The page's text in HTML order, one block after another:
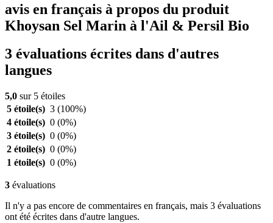
avis en français à propos du produit
Khoysan Sel Marin à l'Ail & Persil Bio
3 évaluations écrites dans d'autres
langues
5,0 sur 5 étoiles
5 étoile(s) 3 (100%)
4 étoile(s) 0 (0%)
3 étoile(s) 0 (0%)
2 étoile(s) 0 (0%)
1 étoile(s) 0 (0%)
3 évaluations
Il n'y a pas encore de commentaires en français, mais 3 évaluations
ont été écrites dans d'autre langues.